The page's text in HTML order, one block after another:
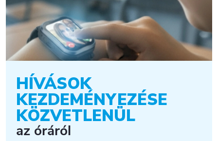
HÍVÁSOK
KEZDEMÉNYEZÉSE
KÖZVETLENÜL
az óráról